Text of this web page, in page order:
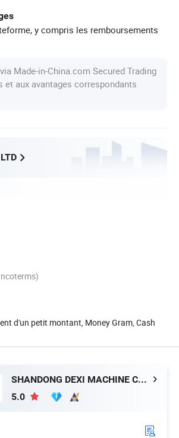
y compris les remboursements
Made-in-China.com Secured Trading
aux avantages correspondants
d'un petit montant, Money Gram, Cash
Emballage et expédition
SHANDONG DEXI MACHINE CO., LTD
5.0